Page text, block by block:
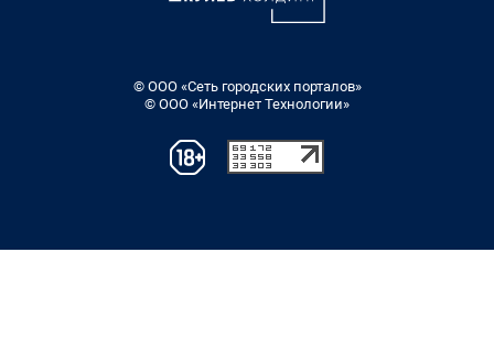
© ООО «Сеть городских порталов»
© ООО «Интернет Технологии»